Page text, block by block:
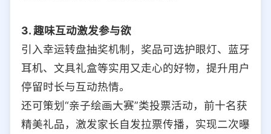
3. 趣味互动激发参与欲
引入幸运转盘抽奖机制，奖品可选护眼灯、蓝牙
耳机、文具礼盒等实用又走心的好物，提升用户
停留时长与互动热情。
还可策划“亲子绘画大赛”类投票活动，前十名获
精美礼品，激发家长自发拉票传播，实现二次曝